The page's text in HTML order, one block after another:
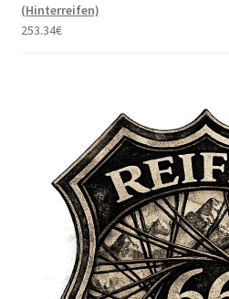
(Hinterreifen)
253.34€